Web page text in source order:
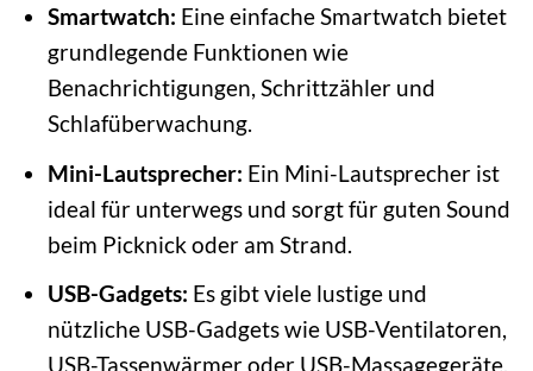
Smartwatch: Eine einfache Smartwatch bietet
grundlegende Funktionen wie
Benachrichtigungen, Schrittzähler und
Schlafüberwachung.
Mini-Lautsprecher: Ein Mini-Lautsprecher ist
ideal für unterwegs und sorgt für guten Sound
beim Picknick oder am Strand.
USB-Gadgets: Es gibt viele lustige und
nützliche USB-Gadgets wie USB-Ventilatoren,
USB-Tassenwärmer oder USB-Massagegeräte.